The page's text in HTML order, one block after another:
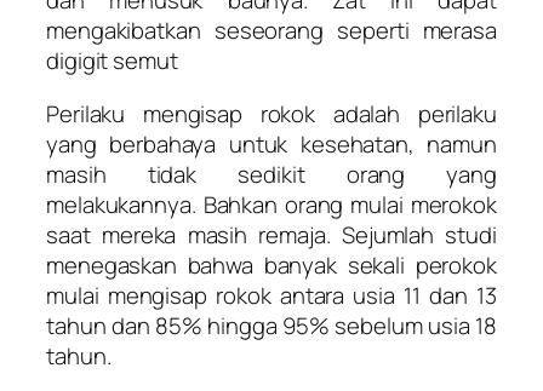
mengakibatkan seseorang seperti merasa
digigit semut
Perilaku mengisap rokok adalah perilaku
yang berbahaya untuk kesehatan, namun
masih tidak sedikit orang yang
melakukannya. Bahkan orang mulai merokok
saat mereka masih remaja. Sejumlah studi
menegaskan bahwa banyak sekali perokok
mulai mengisap rokok antara usia 11 dan 13
tahun dan 85% hingga 95% sebelum usia 18
tahun.